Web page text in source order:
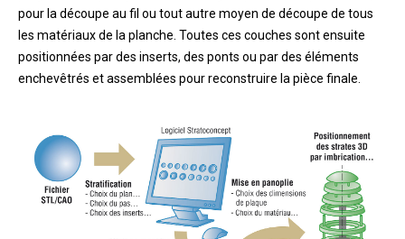
pour la découpe au fil ou tout autre moyen de découpe de tous
les matériaux de la planche. Toutes ces couches sont ensuite
positionnées par des inserts, des ponts ou par des éléments
enchevêtrés et assemblées pour reconstruire la pièce finale.